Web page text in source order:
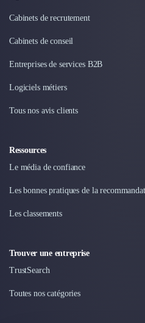
Cabinets de recrutement
Cabinets de conseil
Entreprises de services B2B
Logiciels métiers
Tous nos avis clients
Ressources
Le média de confiance
Les bonnes pratiques de la
Les classements
Trouver une entreprise
TrustSearch
Toutes nos catégories